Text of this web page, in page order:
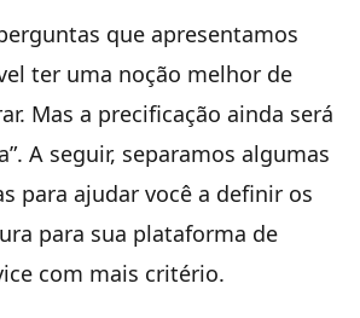
que apresentamos
ter uma noção melhor de
Mas a precificação ainda será
A seguir, separamos algumas
para ajudar você a definir os
para sua plataforma de
com mais critério.